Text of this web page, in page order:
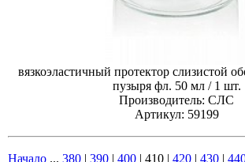
вязкоэластичный протектор слизистой
пузыря фл. 50 мл / 1 шт.
Производитель: СЛС
Артикул: 59199
Начало ... 380 | 390 | 400 | 410 | 420 | 430 |